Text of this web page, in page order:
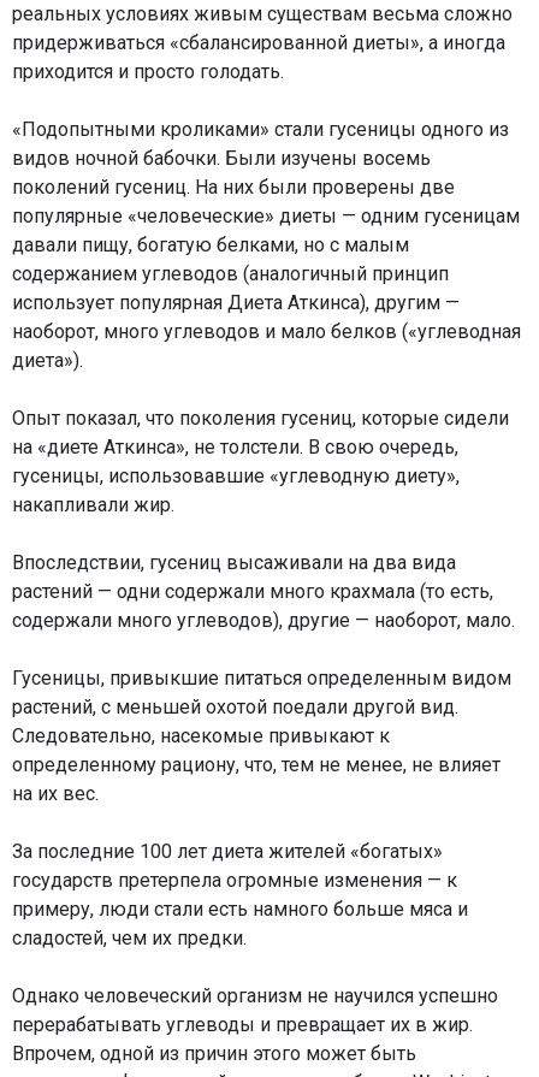
реальных условиях живым существам весьма сложно
придерживаться «сбалансированной диеты», а иногда
приходится и просто голодать.
«Подопытными кроликами» стали гусеницы одного из
видов ночной бабочки. Были изучены восемь
поколений гусениц. На них были проверены две
популярные «человеческие» диеты — одним гусеницам
давали пищу, богатую белками, но с малым
содержанием углеводов (аналогичный принцип
использует популярная Диета Аткинса), другим —
наоборот, много углеводов и мало белков («углеводная
диета»).
Опыт показал, что поколения гусениц, которые сидели
на «диете Аткинса», не толстели. В свою очередь,
гусеницы, использовавшие «углеводную диету»,
накапливали жир.
Впоследствии, гусениц высаживали на два вида
растений — одни содержали много крахмала (то есть,
содержали много углеводов), другие — наоборот, мало.
Гусеницы, привыкшие питаться определенным видом
растений, с меньшей охотой поедали другой вид.
Следовательно, насекомые привыкают к
определенному рациону, что, тем не менее, не влияет
на их вес.
За последние 100 лет диета жителей «богатых»
государств претерпела огромные изменения — к
примеру, люди стали есть намного больше мяса и
сладостей, чем их предки.
Однако человеческий организм не научился успешно
перерабатывать углеводы и превращает их в жир.
Впрочем, одной из причин этого может быть